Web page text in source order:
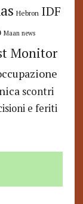
Hebron IDF
Maan news
Monitor
scontri
e feriti